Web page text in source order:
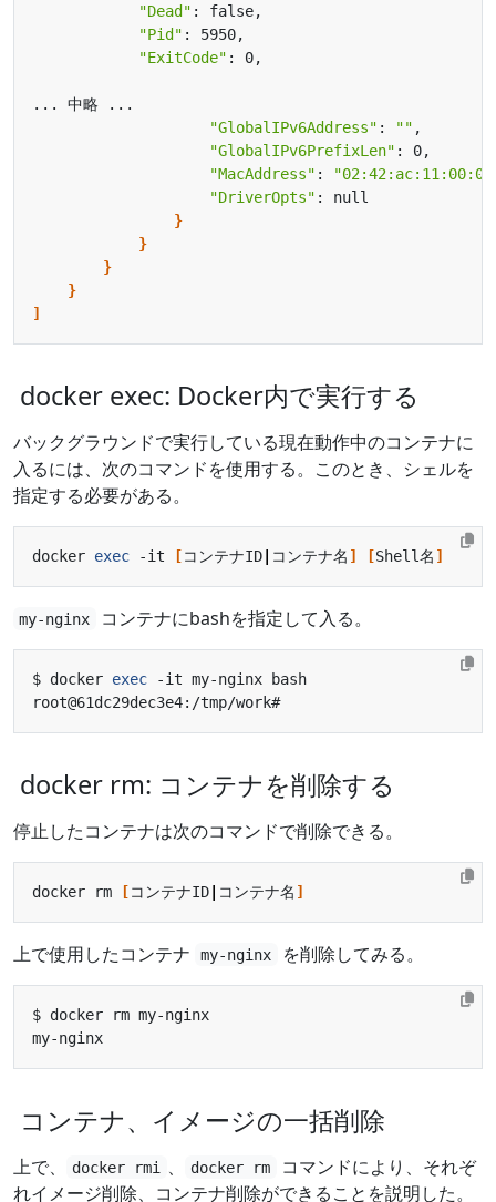
"Dead"
"Pid"
"ExitCode"
"GlobalIPv6Address" : ""
"GlobalIPv6PrefixLen"
"MacAddress" :
"DriverOpts"
}
}
}
}
]
docker exec: Docker内で実行する
バックグラウンドで実行している現在動作中のコンテナに
入るには、次のコマンドを使用する。このとき、シェルを
指定する必要がある。
docker exec -it [コンテナID コンテナ名 ] [Shell名 ]
my-nginx コンテナにbashを指定して入る。
$ docker exec
docker rm: コンテナを削除する
停止したコンテナは次のコマンドで削除できる。
docker rm [コンテナID コンテナ名 ]
上で使用したコンテナ my-nginx を削除してみる。
コンテナ、イメージの一括削除
上で、 docker rmi 、 docker rm
コマンドにより、それぞ
れイメージ削除、コンテナ削除ができることを説明した。